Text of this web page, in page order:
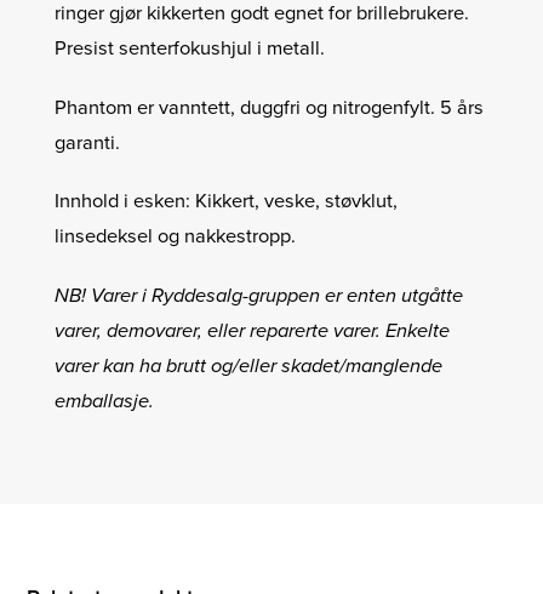
ringer gjør kikkerten godt egnet for brillebrukere.
Presist senterfokushjul i metall.
Phantom er vanntett, duggfri og nitrogenfylt. 5 års
garanti.
Innhold i esken: Kikkert, veske, støvklut,
linsedeksel og nakkestropp.
NB! Varer i Ryddesalg-gruppen er enten utgåtte
varer, demovarer, eller reparerte varer. Enkelte
varer kan ha brutt og/eller skadet/manglende
emballasje.